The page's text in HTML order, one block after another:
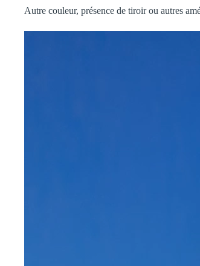
Autre couleur, présence de tiroir ou autres